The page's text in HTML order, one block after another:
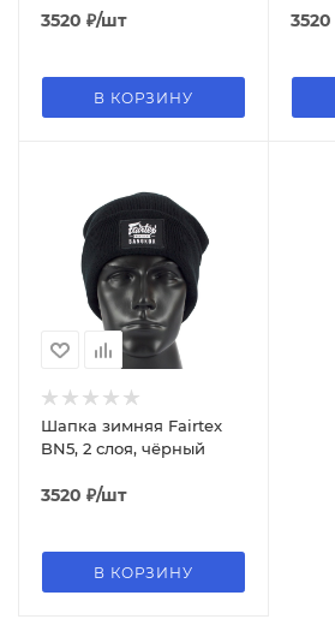
3520 ₽/шт
В КОРЗИНУ
3520
Шапка зимняя Fairtex
BN5, 2 слоя, чёрный
3520 ₽/шт
В КОРЗИНУ